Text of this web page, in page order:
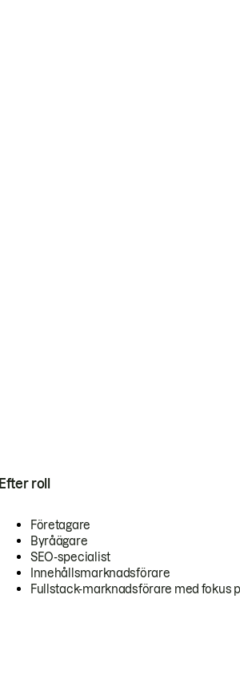
Efter roll
Företagare
Byråägare
SEO-specialist
Innehållsmarknadsförare
Fullstack-marknadsförare med fokus